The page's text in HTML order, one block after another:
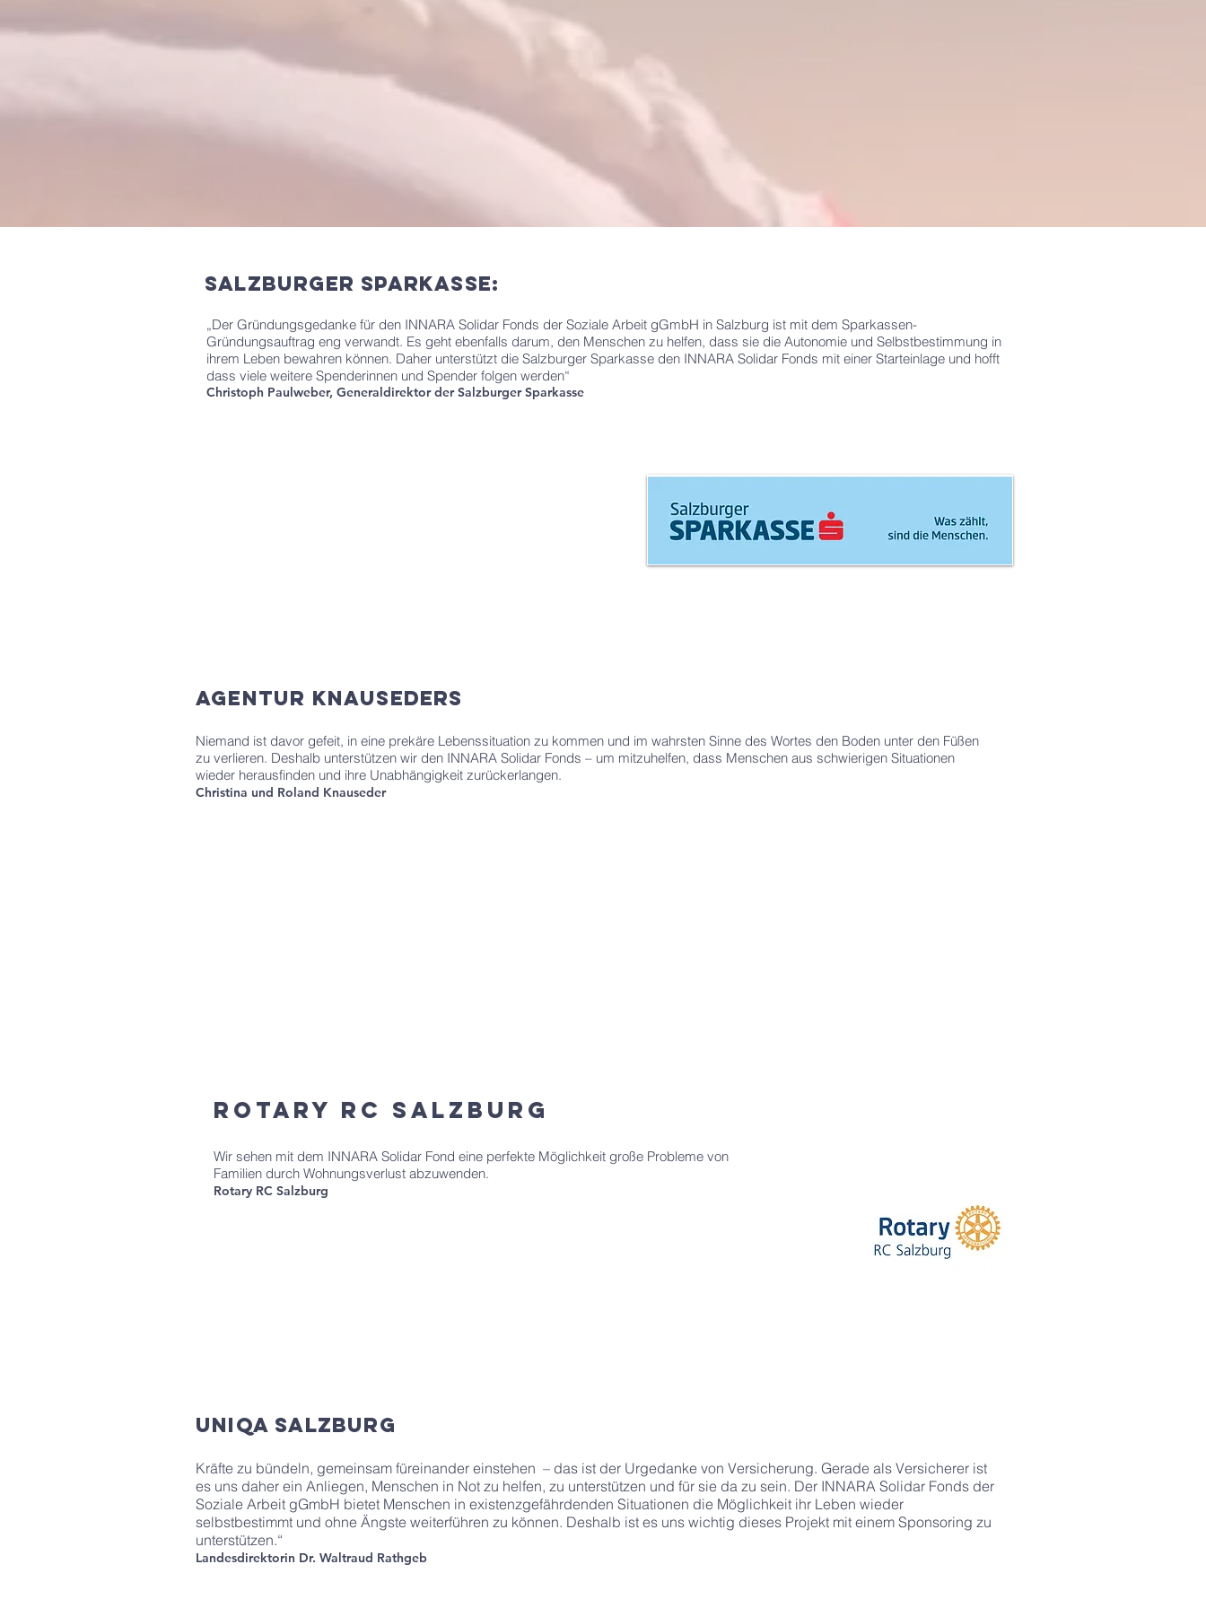
„Der Gründungsgedanke für den INNARA Solidar Fonds der Soziale Arbeit gGmbH in Salzburg ist mit dem Sparkassen-
Gründungsauftrag eng verwandt. Es geht ebenfalls darum, den Menschen zu helfen, dass sie die Autonomie und Selbstbestimmung in
ihrem Leben bewahren können. Daher unterstützt die Salzburger Sparkasse den INNARA Solidar Fonds mit einer Starteinlage und hofft
dass viele weitere Spenderinnen und Spender folgen werden“
Christoph Paulweber, Generaldirektor der Salzburger Sparkasse
Salzburger Sparkasse:
Agentur Knauseders
Niemand ist davor gefeit, in eine prekäre Lebenssituation zu kommen und im wahrsten Sinne des Wortes den Boden unter den Füßen
zu verlieren. Deshalb unterstützen wir den INNARA Solidar Fonds – um mitzuhelfen, dass Menschen aus schwierigen Situationen
wieder herausfinden und ihre Unabhängigkeit zurückerlangen.
Christina und Roland Knauseder
UNIQA SALZBURG
Kräfte zu bündeln, gemeinsam füreinander einstehen – das ist der Urgedanke von Versicherung. Gerade als Versicherer ist
es uns daher ein Anliegen, Menschen in Not zu helfen, zu unterstützen und für sie da zu sein. Der INNARA Solidar Fonds der
Soziale Arbeit gGmbH bietet Menschen in existenzgefährdenden Situationen die Möglichkeit ihr Leben wieder
selbstbestimmt und ohne Ängste weiterführen zu können. Deshalb ist es uns wichtig dieses Projekt mit einem Sponsoring zu
unterstützen.“
Landesdirektorin Dr. Waltraud Rathgeb
Rotary RC Salzburg
Wir sehen mit dem INNARA Solidar Fond eine perfekte Möglichkeit große Probleme von
Familien durch Wohnungsverlust abzuwenden.
Rotary RC Salzburg